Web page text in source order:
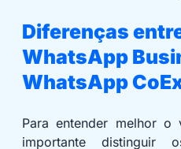
Diferenças
WhatsApp
WhatsApp
Para entender melhor
importante distinguir